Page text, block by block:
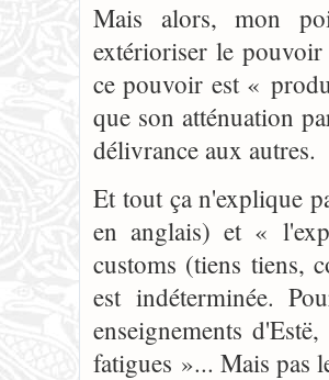
Mais alors, mon
extérioriser le
ce pouvoir est «
que son atténuation
délivrance aux autres.
Et tout ça n'explique
en anglais) et «
customs (tiens tiens,
est indéterminée.
enseignements
fatigues »... Mais pas